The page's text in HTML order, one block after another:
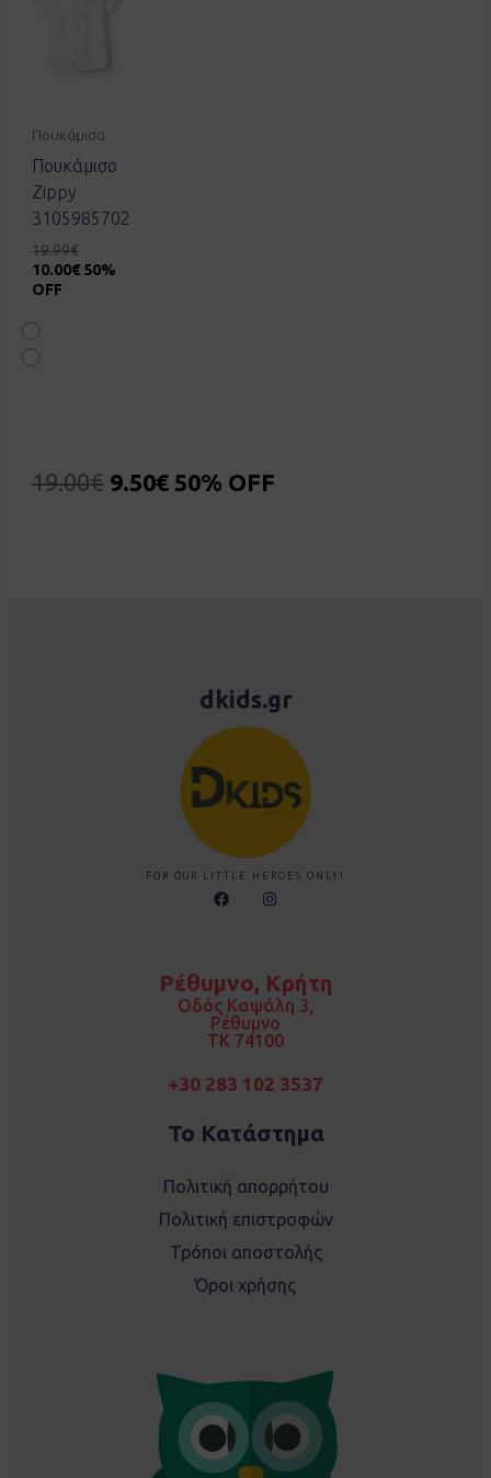
Πουκάμισα
Πουκάμισο
Zippy
3105985702
19.99€
10.00€ 50%
OFF
19.00€ 9.50€ 50% OFF
dkids.gr
FOR OUR LITTLE HEROES ONLY!
F
a
o
I
n
r
a
m
Ρέθυμνο, Κρήτη
Οδός Καψάλη 3,
Ρέθυμνο
TK 74100
+30 283 102 3537
Το Κατάστημα
Πολιτική απορρήτου
Πολιτική επιστροφών
Τρόποι αποστολής
Όροι χρήσης